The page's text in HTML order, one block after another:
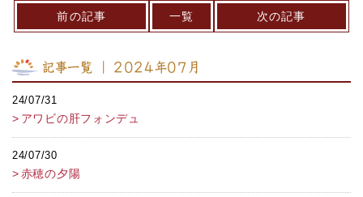
前の記事 一覧 次の記事
記事一覧 ｜ 2024年07月
24/07/31
アワビの肝フォンデュ
24/07/30
赤穂の夕陽